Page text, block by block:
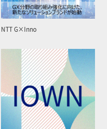
NTT G×Inno